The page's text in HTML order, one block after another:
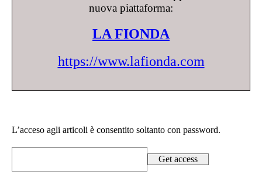
nuova piattaforma:
LA FIONDA
https://www.lafionda.com
L’acceso agli articoli è consentito soltanto con password.